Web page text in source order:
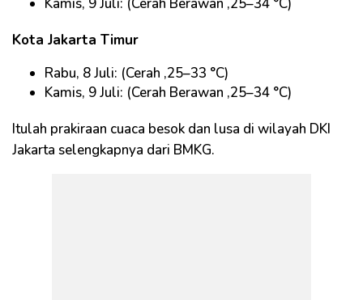
Kota Jakarta Timur
Rabu, 8 Juli: (Cerah ,25–33 °C)
Kamis, 9 Juli: (Cerah Berawan ,25–34 °C)
Itulah prakiraan cuaca besok dan lusa di wilayah DKI
Jakarta selengkapnya dari BMKG.